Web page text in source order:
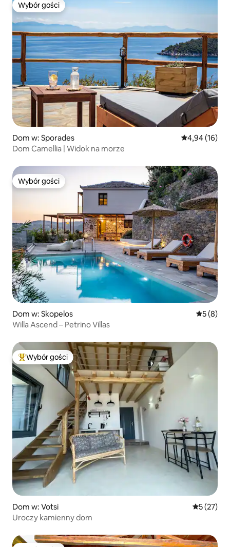
Wybór gości
Wybór gości
Dom w: Sporades Średnia
4,94 (16)
Dom Camellia | Widok na morze
Wybór gości
Wybór gości
Dom w: Skopelos Średnia
5 (8)
Willa Ascend – Petrino Villas
Najpopularniejsze z kategorii Wybór gości
Wybór gości
Dom w: Votsi Średnia
5 (27)
Uroczy kamienny dom